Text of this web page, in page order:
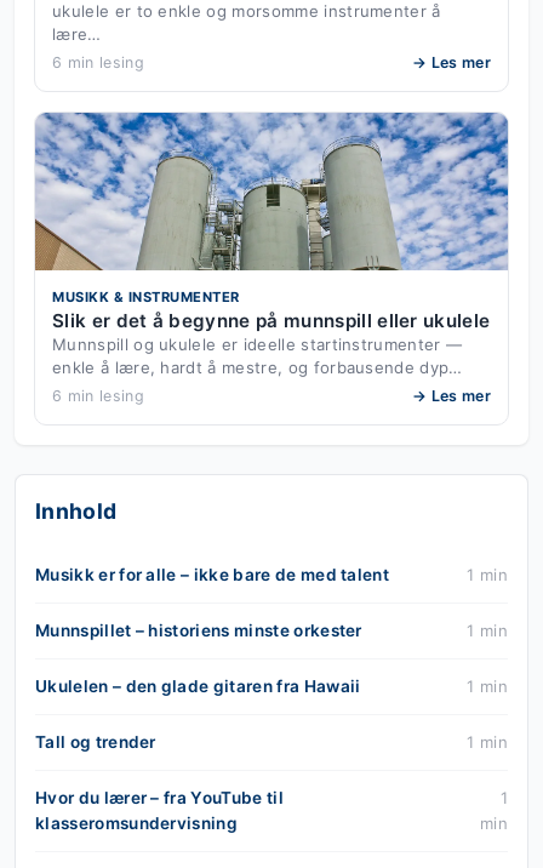
ukulele er to enkle og morsomme instrumenter å
lære…
6 min lesing → Les mer
MUSIKK & INSTRUMENTER
Slik er det å begynne på munnspill eller ukulele
Munnspill og ukulele er ideelle startinstrumenter —
enkle å lære, hardt å mestre, og forbausende dyp…
6 min lesing → Les mer
Innhold
Musikk er for alle – ikke bare de med talent 1 min
Munnspillet – historiens minste orkester 1 min
Ukulelen – den glade gitaren fra Hawaii 1 min
Tall og trender 1 min
Hvor du lærer – fra YouTube til
klasseromsundervisning
1
min